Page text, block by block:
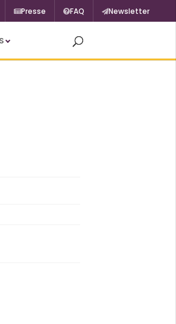
Presse FAQ Newsletter